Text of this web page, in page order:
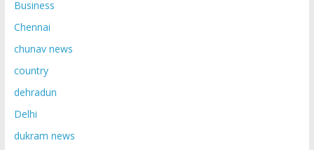
Business
Chennai
chunav news
country
dehradun
Delhi
dukram news